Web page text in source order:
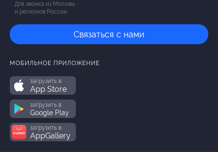
Для звонка из Москвы
и регионов России
Связаться с нами
МОБИЛЬНОЕ ПРИЛОЖЕНИЕ
загрузить в
App Store
загрузить в
Google Play
загрузить в
AppGallery